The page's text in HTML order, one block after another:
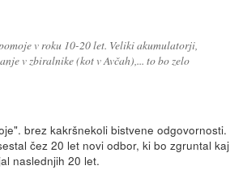
v roku 10-20 let. Veliki akumulatorji,
v zbiralnike (kot v Avčah),... to bo zelo
brez kakršnekoli bistvene odgovornosti.
čez 20 let novi odbor, ki bo zgruntal kaj
naslednjih 20 let.